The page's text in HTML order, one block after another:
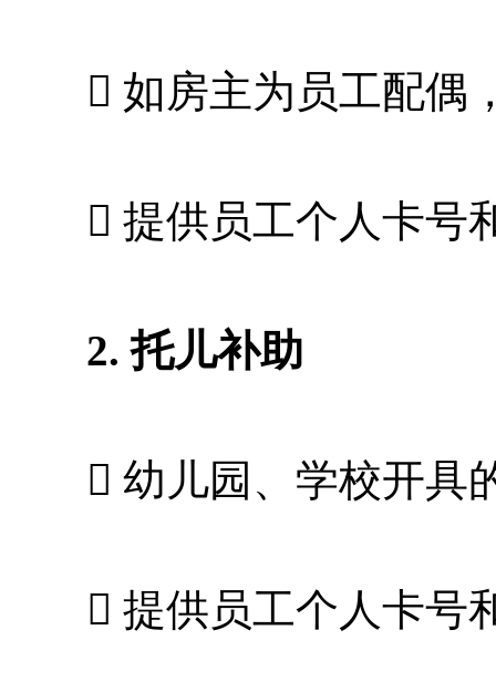
 如房主为员工配偶
 提供员工个人卡号
2. 托儿补助
 幼儿园、学校开具的
 提供员工个人卡号